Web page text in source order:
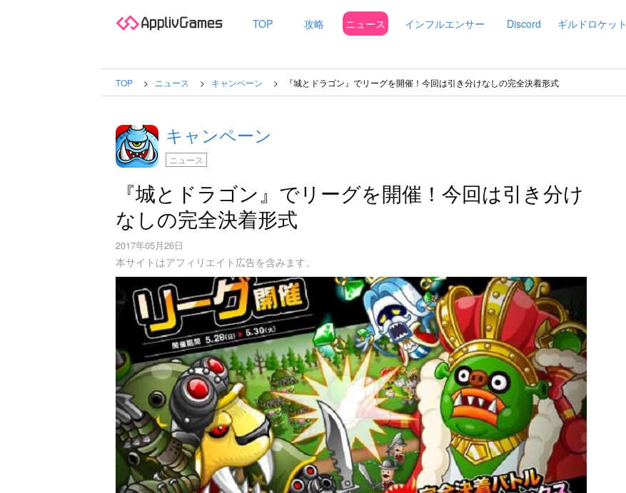
TOP 攻略 ニュース インフルエンサー Discord ギルドロケット
TOP ニュース キャンペーン 『城とドラゴン』でリーグを開催！今回は引き分けなしの完全決着形式
キャンペーン
ニュース
『城とドラゴン』でリーグを開催！今回は引き分け
なしの完全決着形式
2017年05月26日
本サイトはアフィリエイト広告を含みます。